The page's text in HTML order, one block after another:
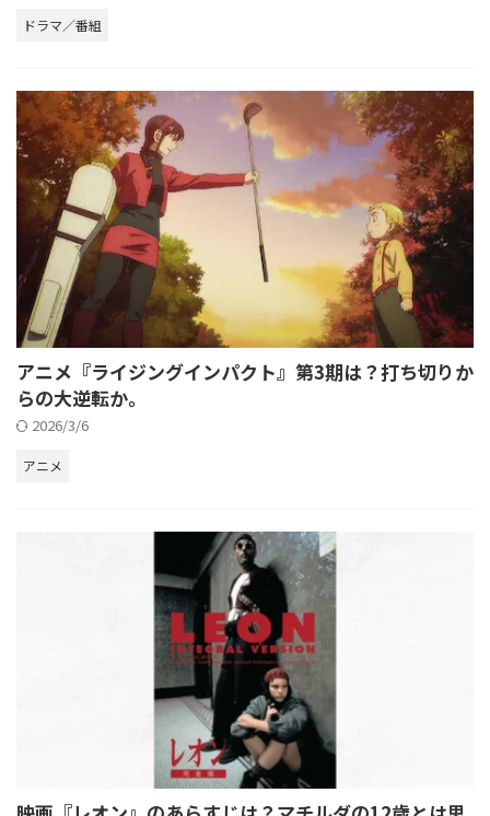
ドラマ／番組
アニメ『ライジングインパクト』第3期は？打ち切りか
らの大逆転か。
2026/3/6
アニメ